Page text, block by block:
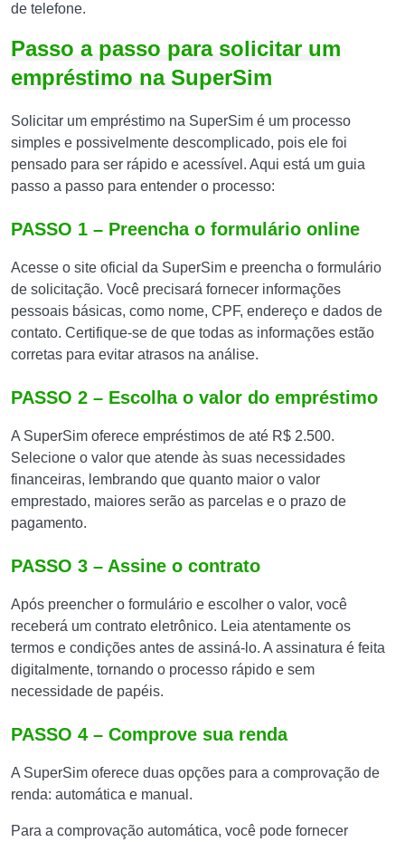
de telefone.
Passo a passo para solicitar um
empréstimo na SuperSim
Solicitar um empréstimo na SuperSim é um processo
simples e possivelmente descomplicado, pois ele foi
pensado para ser rápido e acessível. Aqui está um guia
passo a passo para entender o processo:
PASSO 1 – Preencha o formulário online
Acesse o site oficial da SuperSim e preencha o formulário
de solicitação. Você precisará fornecer informações
pessoais básicas, como nome, CPF, endereço e dados de
contato. Certifique-se de que todas as informações estão
corretas para evitar atrasos na análise.
PASSO 2 – Escolha o valor do empréstimo
A SuperSim oferece empréstimos de até R$ 2.500.
Selecione o valor que atende às suas necessidades
financeiras, lembrando que quanto maior o valor
emprestado, maiores serão as parcelas e o prazo de
pagamento.
PASSO 3 – Assine o contrato
Após preencher o formulário e escolher o valor, você
receberá um contrato eletrônico. Leia atentamente os
termos e condições antes de assiná-lo. A assinatura é feita
digitalmente, tornando o processo rápido e sem
necessidade de papéis.
PASSO 4 – Comprove sua renda
A SuperSim oferece duas opções para a comprovação de
renda: automática e manual.
Para a comprovação automática, você pode fornecer